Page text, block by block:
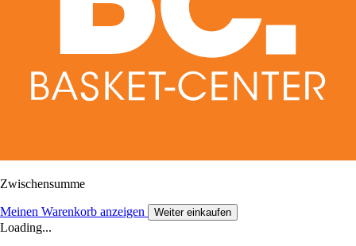
Zwischensumme
Meinen Warenkorb anzeigen Weiter einkaufen
Loading...